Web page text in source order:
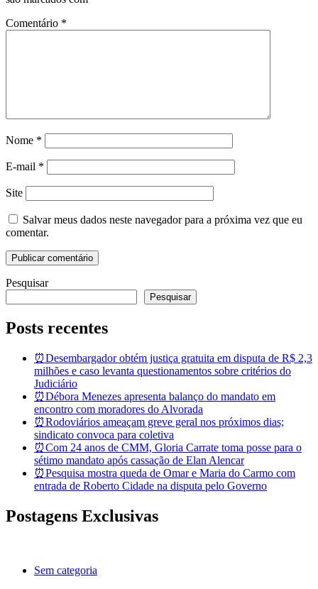
Comentário *
Nome *
E-mail *
Site
Salvar meus dados neste navegador para a próxima vez que eu
comentar.
Pesquisar
Pesquisar
Posts recentes
⏰Desembargador obtém justiça gratuita em disputa de R$ 2,3
milhões e caso levanta questionamentos sobre critérios do
Judiciário
⏰Débora Menezes apresenta balanço do mandato em
encontro com moradores do Alvorada
⏰Rodoviários ameaçam greve geral nos próximos dias;
sindicato convoca para coletiva
⏰Com 24 anos de CMM, Gloria Carrate toma posse para o
sétimo mandato após cassação de Elan Alencar
⏰Pesquisa mostra queda de Omar e Maria do Carmo com
entrada de Roberto Cidade na disputa pelo Governo
Postagens Exclusivas
Sem categoria